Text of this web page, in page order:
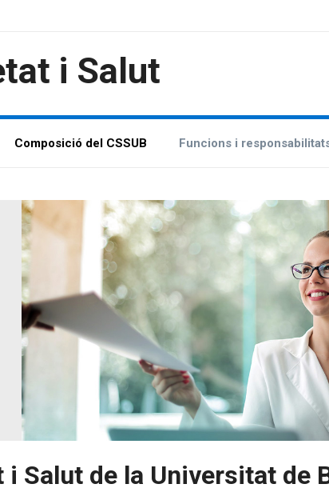
i Salut
Composició del CSSUB Funcions i
Salut de la Universitat de